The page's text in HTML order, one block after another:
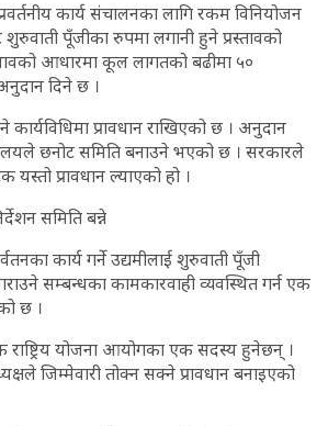
कार्य संचालनका लागि रकम विनियोजन
पूँजीका रुपमा लगानी हुने प्रस्तावको
आधारमा कूल लागतको बढीमा ५०
दिने छ ।
प्रावधान राखिएको छ । अनुदान
छनोट समिति बनाउने भएको छ । सरकारले
प्रावधान ल्याएको हो ।
समिति बन्ने
कार्य गर्ने उद्यमीलाई शुरुवाती पूँजी
सम्बन्धका कामकारवाही व्यवस्थित गर्न एक
छ ।
योजना आयोगका एक सदस्य हुनेछन् ।
जिम्मेवारी तोक्न सक्ने प्रावधान बनाइएको